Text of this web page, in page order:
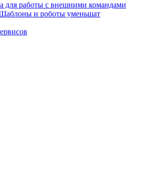
для работы с внешними командами
и роботы уменьшат